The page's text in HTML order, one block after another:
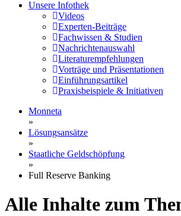
Unsere Infothek
Videos
Experten-Beiträge
Fachwissen & Studien
Nachrichtenauswahl
Literaturempfehlungen
Vorträge und Präsentationen
Einführungsartikel
Praxisbeispiele & Initiativen
Monneta
»
Lösungsansätze
»
Staatliche Geldschöpfung
»
Full Reserve Banking
Alle Inhalte zum